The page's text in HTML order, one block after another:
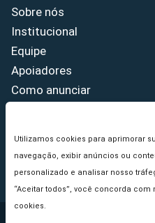
Utilizamos cookies para aprimorar
navegação, exibir anúncios ou
personalizado e analisar nosso
“Aceitar todos”, você concorda com
cookies.
Sobre nós
Institucional
Equipe
Apoiadores
Como anunciar
Princípios Editoriais
Copyright © 2026 -